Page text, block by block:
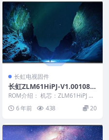
长虹电视固件
长虹ZLM61HiPJ-V1.00108版
本USB整机软件刷机固件下载
ROM介绍： 机芯：ZLM61HiPJ 固
件版本：V1.00108 适用机型：
请...6 年前 438 20